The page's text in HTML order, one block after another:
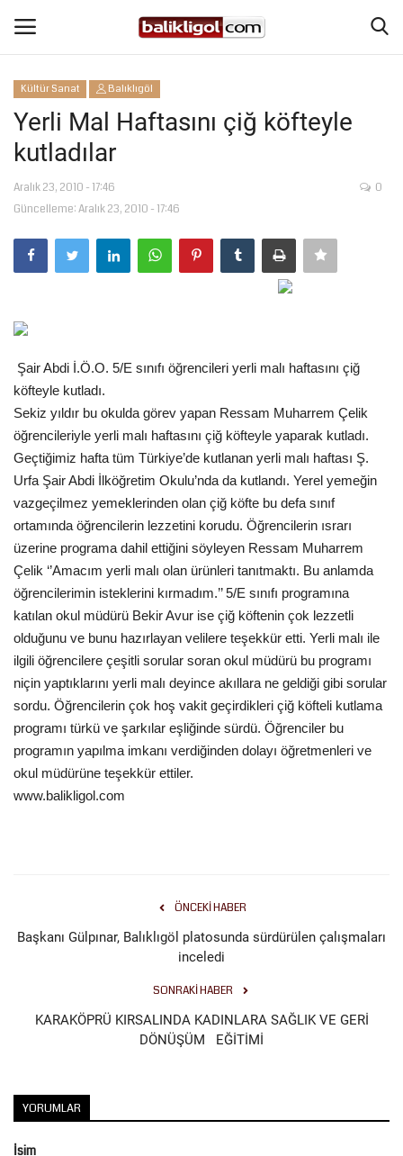
Giriş Yap
Anasayfa
Köşe Yazıları
Şanlıurfa
Spor
Gündem
Tekno Bilim
Ekonomi
Galeriler
Siyaset
Künye
Yaşam
İletişim
Sağlık
Kültür Sanat Balıklıgöl
Yerli Mal Haftasını çiğ köfteyle
kutladılar
Aralık 23, 2010 - 17:46
Güncelleme: Aralık 23, 2010 - 17:46
0
Şair Abdi İ.Ö.O. 5/E sınıfı öğrencileri yerli malı haftasını çiğ
köfteyle kutladı.
Sekiz yıldır bu okulda görev yapan Ressam Muharrem Çelik
öğrencileriyle yerli malı haftasını çiğ köfteyle yaparak kutladı.
Geçtiğimiz hafta tüm Türkiye’de kutlanan yerli malı haftası Ş.
Urfa Şair Abdi İlköğretim Okulu’nda da kutlandı. Yerel yemeğin
vazgeçilmez yemeklerinden olan çiğ köfte bu defa sınıf
ortamında öğrencilerin lezzetini korudu. Öğrencilerin ısrarı
üzerine programa dahil ettiğini söyleyen Ressam Muharrem
Çelik ‘’Amacım yerli malı olan ürünleri tanıtmaktı. Bu anlamda
öğrencilerimin isteklerini kırmadım.’’ 5/E sınıfı programına
katılan okul müdürü Bekir Avur ise çiğ köftenin çok lezzetli
olduğunu ve bunu hazırlayan velilere teşekkür etti. Yerli malı ile
ilgili öğrencilere çeşitli sorular soran okul müdürü bu programı
niçin yaptıklarını yerli malı deyince akıllara ne geldiği gibi sorular
sordu. Öğrencilerin çok hoş vakit geçirdikleri çiğ köfteli kutlama
programı türkü ve şarkılar eşliğinde sürdü. Öğrenciler bu
programın yapılma imkanı verdiğinden dolayı öğretmenleri ve
okul müdürüne teşekkür ettiler.
www.balikligol.com
ÖNCEKI HABER
Başkanı Gülpınar, Balıklıgöl platosunda sürdürülen çalışmaları
inceledi
SONRAKI HABER
KARAKÖPRÜ KIRSALINDA KADINLARA SAĞLIK VE GERİ
DÖNÜŞÜM EĞİTİMİ
YORUMLAR
İsim